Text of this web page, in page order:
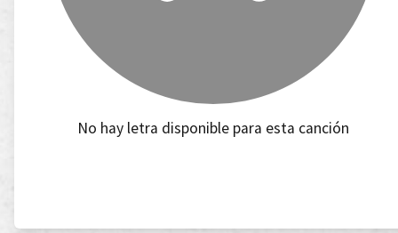
No hay letra disponible para esta canción